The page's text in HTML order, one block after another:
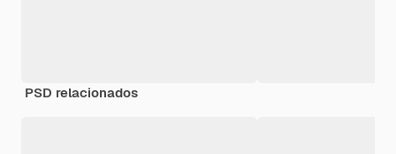
PSD relacionados